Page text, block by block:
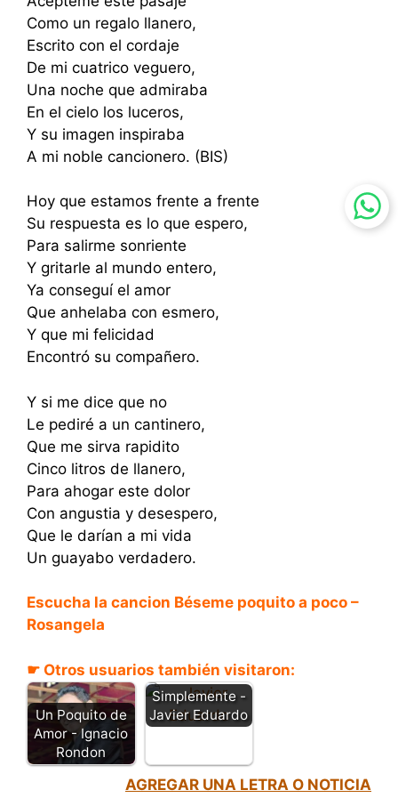
Como un regalo llanero,
Escrito con el cordaje
De mi cuatrico veguero,
Una noche que admiraba
En el cielo los luceros,
Y su imagen inspiraba
A mi noble cancionero. (BIS)
Hoy que estamos frente a frente
Su respuesta es lo que espero,
Para salirme sonriente
Y gritarle al mundo entero,
Ya conseguí el amor
Que anhelaba con esmero,
Y que mi felicidad
Encontró su compañero.
Y si me dice que no
Le pediré a un cantinero,
Que me sirva rapidito
Cinco litros de llanero,
Para ahogar este dolor
Con angustia y desespero,
Que le darían a mi vida
Un guayabo verdadero.
Escucha la cancion Béseme poquito a poco –
Rosangela
☛ Otros usuarios también visitaron:
Un Poquito de
Amor - Ignacio
Rondon
Simplemente -
Javier Eduardo
AGREGAR UNA LETRA O NOTICIA